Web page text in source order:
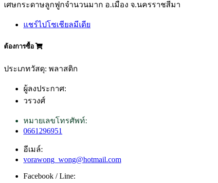
เศษกระดาษลูกฟูกจำนวนมาก อ.เมือง จ.นครราชสีมา
แชร์ไปโซเชียลมีเดีย
ต้องการซื้อ
ประเภทวัสดุ: พลาสติก
ผู้ลงประกาศ:
วรวงศ์
หมายเลขโทรศัพท์:
0661296951
อีเมล์:
vorawong_wong@hotmail.com
Facebook / Line: